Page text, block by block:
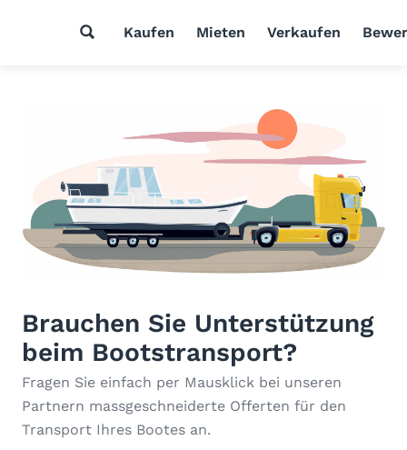
Kaufen Mieten Verkaufen
Brauchen Sie Unterstützung
beim Bootstransport?
Fragen Sie einfach per Mausklick bei unseren
Partnern massgeschneiderte Offerten für den
Transport Ihres Bootes an.